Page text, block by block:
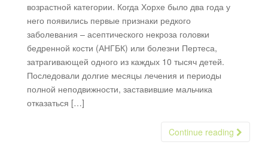
возрастной категории. Когда Хорхе было два года у
него появились первые признаки редкого
заболевания – асептического некроза головки
бедренной кости (АНГБК) или болезни Пертеса,
затрагивающей одного из каждых 10 тысяч детей.
Последовали долгие месяцы лечения и периоды
полной неподвижности, заставившие мальчика
отказаться […]
Continue reading